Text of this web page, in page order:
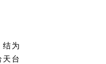
为
台